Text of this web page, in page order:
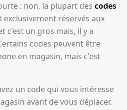
: non, la plupart des codes
exclusivement réservés aux
c'est un gros mais, il y a
codes peuvent être
en magasin, mais c'est
un code qui vous intéresse
avant de vous déplacer.